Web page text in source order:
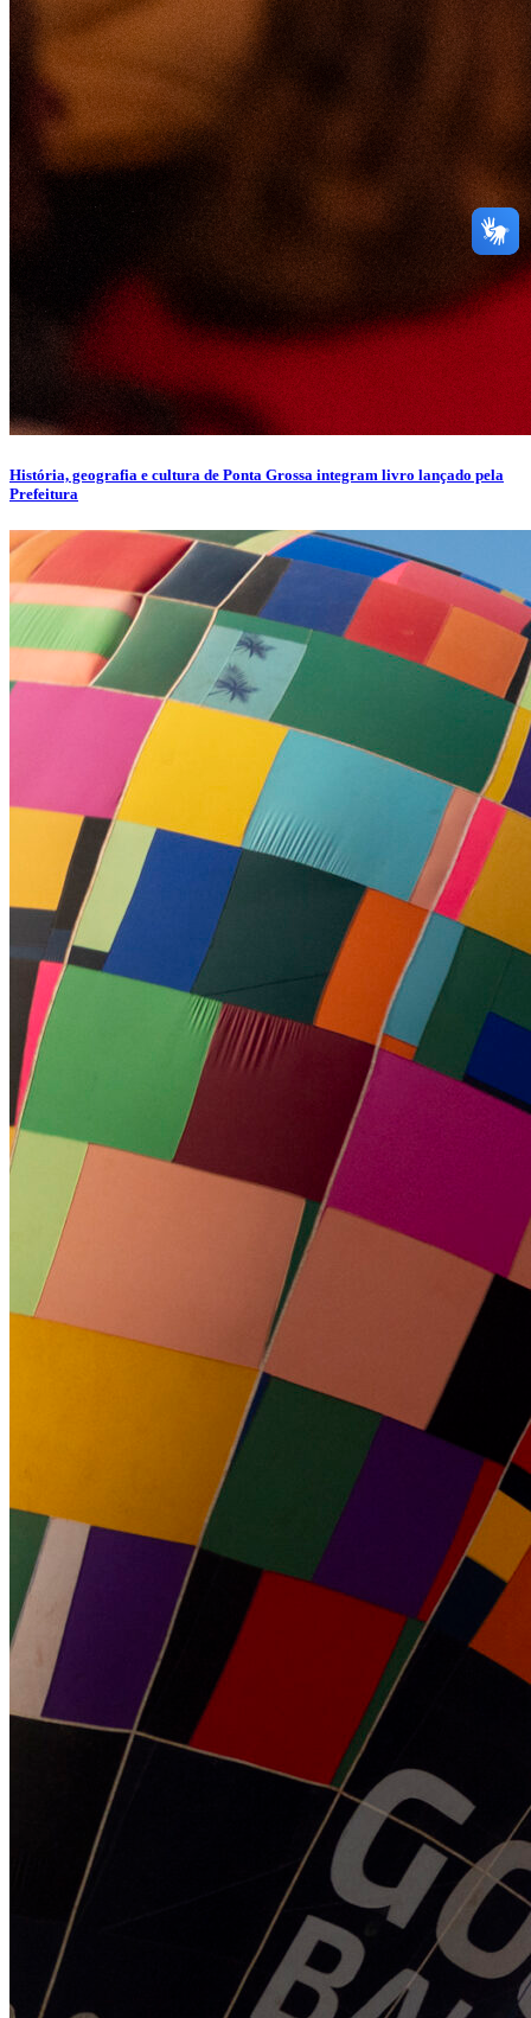
História, geografia e cultura de Ponta Grossa integram livro lançado pela
Prefeitura